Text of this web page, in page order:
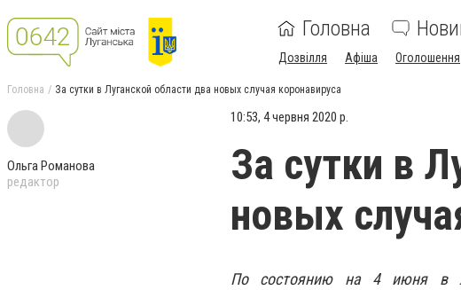
Головна
Дозвілля Афіша Оголошення
Головна За сутки в Луганской области два новых случая коронавируса
Ольга Романова
редактор
10:53, 4 червня 2020 р.
За сутки в
новых
По состоянию на 4 июня в